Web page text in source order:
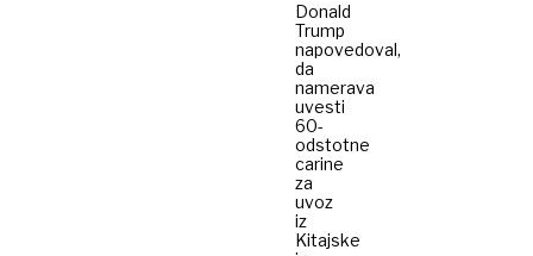
Donald
Trump
napovedoval,
da
namerava
uvesti
60-
odstotne
carine
za
uvoz
iz
Kitajske